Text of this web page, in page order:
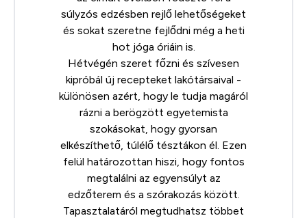
súlyzós edzésben rejlő lehetőségeket
és sokat szeretne fejlődni még a heti
hot jóga óriáin is.
Hétvégén szeret főzni és szívesen
kipróbál új recepteket lakótársaival -
különösen azért, hogy le tudja magáról
rázni a berögzött egyetemista
szokásokat, hogy gyorsan
elkészíthető, túlélő tésztákon él. Ezen
felül határozottan hiszi, hogy fontos
megtalálni az egyensúlyt az
edzőterem és a szórakozás között.
Tapasztalatáról megtudhatsz többet